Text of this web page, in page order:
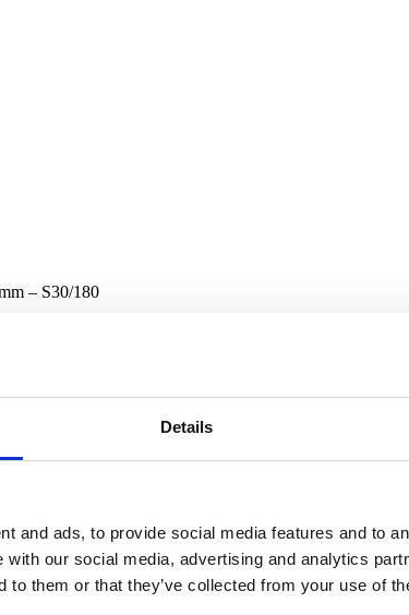
Details
and ads, to provide social media features and to
with our social media, advertising and analytics
to them or that they’ve collected from your use of
– S30/180